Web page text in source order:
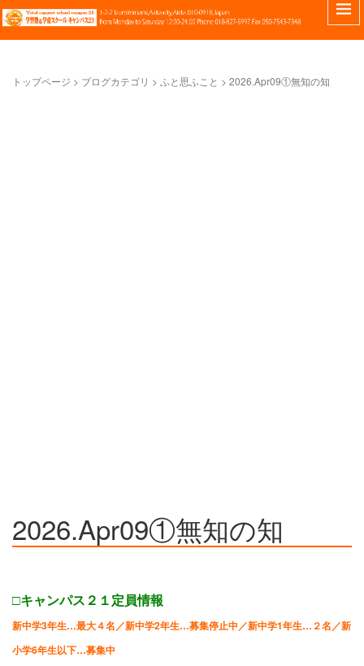
トップページ > ブログカテゴリ > ふと思ふこと > 2026.Apr09①無知の知
2026.Apr09①無知の知
□キャンパス２１定員情報
新中学3年生…最大４名／新中学2年生…募集停止中／新中学1年生…２名／新
小学6年生以下…募集中